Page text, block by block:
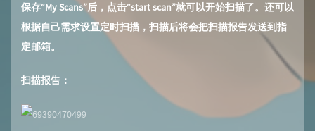
保存“My Scans”后，点击“start scan”就可以开始扫描了。还可以
根据自己需求设置定时扫描，扫描后将会把扫描报告发送到指
定邮箱。
扫描报告：